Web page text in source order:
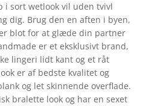
i sort wetlook vil uden tvivl
dig. Brug den en aften i byen,
blot for at glæde din partner
er et eksklusivt brand,
lingeri lidt kant og et råt
er af bedste kvalitet og
og let skinnende overflade.
bralette look og har en sexet